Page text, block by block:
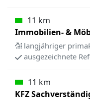
11 km
Immobilien- &
langjähriger
ausgezeichnete
11 km
KFZ